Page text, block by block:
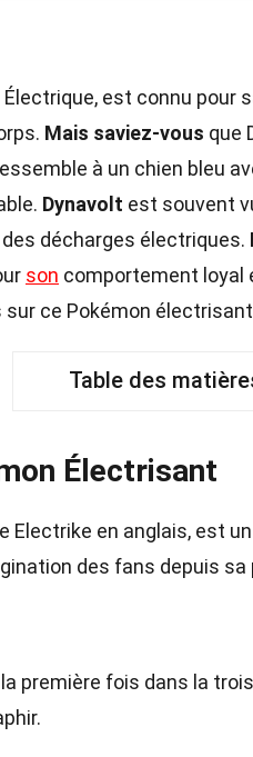
Électrique, est connu
Mais saviez-vous que
à un chien bleu
Dynavolt est souvent
décharges électriques.
son comportement loyal
ce Pokémon
Table des
Électrisant
Electrike en anglais, est
des fans depuis
première fois dans la